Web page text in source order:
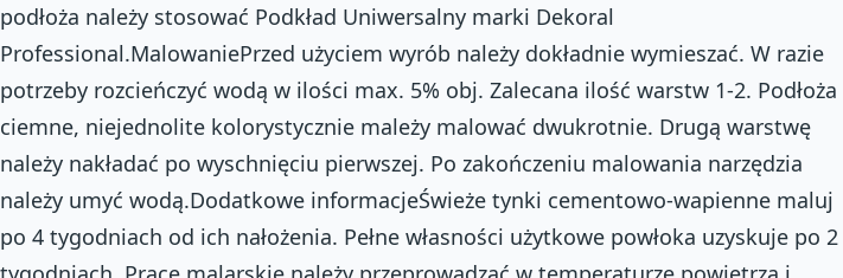
podłoża należy stosować Podkład Uniwersalny marki Dekoral
Professional.MalowaniePrzed użyciem wyrób należy dokładnie wymieszać. W razie
potrzeby rozcieńczyć wodą w ilości max. 5% obj. Zalecana ilość warstw 1-2. Podłoża
ciemne, niejednolite kolorystycznie mależy malować dwukrotnie. Drugą warstwę
należy nakładać po wyschnięciu pierwszej. Po zakończeniu malowania narzędzia
należy umyć wodą.Dodatkowe informacjeŚwieże tynki cementowo-wapienne maluj
po 4 tygodniach od ich nałożenia. Pełne własności użytkowe powłoka uzyskuje po 2